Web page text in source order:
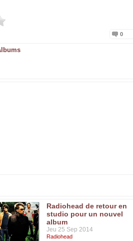
0
Radiohead de retour en
studio pour un nouvel
album
Jeu 25 Sep 2014
Radiohead